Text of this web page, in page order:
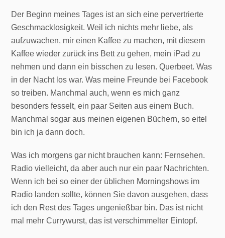
Der Beginn meines Tages ist an sich eine pervertrierte
Geschmacklosigkeit. Weil ich nichts mehr liebe, als
aufzuwachen, mir einen Kaffee zu machen, mit diesem
Kaffee wieder zurück ins Bett zu gehen, mein iPad zu
nehmen und dann ein bisschen zu lesen. Querbeet. Was
in der Nacht los war. Was meine Freunde bei Facebook
so treiben. Manchmal auch, wenn es mich ganz
besonders fesselt, ein paar Seiten aus einem Buch.
Manchmal sogar aus meinen eigenen Büchern, so eitel
bin ich ja dann doch.
Was ich morgens gar nicht brauchen kann: Fernsehen.
Radio vielleicht, da aber auch nur ein paar Nachrichten.
Wenn ich bei so einer der üblichen Morningshows im
Radio landen sollte, können Sie davon ausgehen, dass
ich den Rest des Tages ungenießbar bin. Das ist nicht
mal mehr Currywurst, das ist verschimmelter Eintopf.